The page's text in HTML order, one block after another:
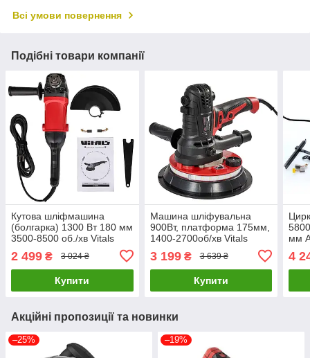
Всі умови повернення
Подібні товари компанії
Кутова шліфмашина
(болгарка) 1300 Вт 180 мм
3500-8500 об./хв Vitals
Master Ls 1813HLv 144874
2 499 ₴ 3 024 ₴
Купити
Машина шліфувальна
900Вт, платформа 175мм,
1400-2700об/хв Vitals
191164
3 199₴ 3 639 ₴
Купити
мм
4
Акційні пропозиції та новинки
–25% –19%